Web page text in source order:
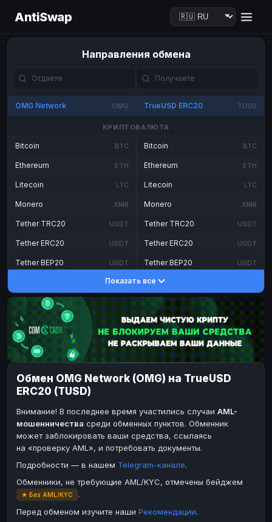
AntiSwap
Направления обмена
OMG Network OMG TrueUSD ERC20 TUSD
КРИПТОВАЛЮТА
Bitcoin BTC
Ethereum ETH
Litecoin LTC
Monero XMR
Tether TRC20 USDT
Tether ERC20 USDT
Tether BEP20 USDT
DASH
Toncoin TON
Dogecoin DOGE
TRX TRON
Bitcoin Cash BCH
BinanceCoin BEP20
Ether Classic
SOL
Ripple XRP
Bitcoin BTC
Ethereum ETH
Litecoin LTC
Monero XMR
Tether TRC20 USDT
Tether ERC20 USDT
Tether BEP20 USDT
DASH
Toncoin TON
Dogecoin DOGE
TRX TRON
Bitcoin Cash BCH
BinanceCoin
Ripple
Paxum USD
Perfect Money
Payoneer USD
Paxum
Payoneer
Показать все
Обмен OMG Network (OMG) на TrueUSD
ERC20 (TUSD)
Внимание! В последнее время участились случаи AML-
мошенничества среди обменных пунктов. Обменник
может заблокировать ваши средства, ссылаясь
на «проверку AML», и потребовать документы.
Подробности — в нашем Telegram-канале.
Обменники, не требующие AML/KYC, отмечены бейджем
★ Без AML/KYC
.
Перед обменом изучите наши Рекомендации.